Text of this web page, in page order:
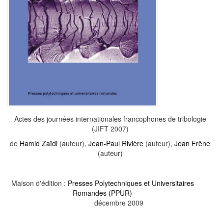
Actes des journées internationales francophones de tribologie
(JIFT 2007)
de Hamid Zaïdi (auteur), Jean-Paul Rivière (auteur), Jean Frêne
(auteur)
Maison d'édition : Presses Polytechniques et Universitaires
Romandes (PPUR)
décembre 2009